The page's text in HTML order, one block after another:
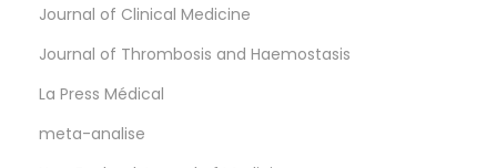
Journal of Clinical Medicine
Journal of Thrombosis and Haemostasis
La Press Médical
meta-analise